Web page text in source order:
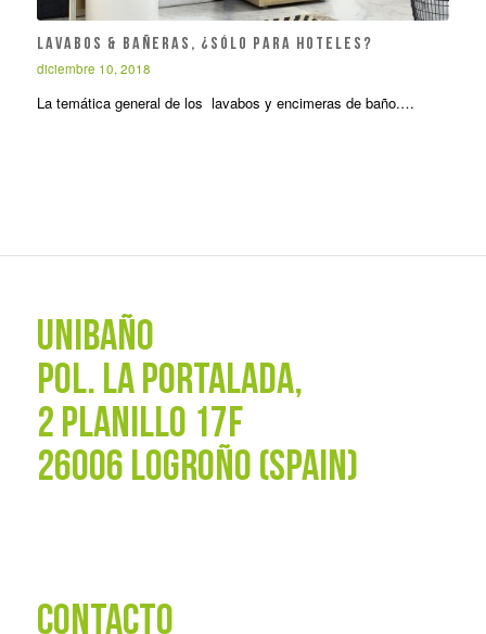
Lavabos & Bañeras, ¿sólo para hoteles?
diciembre 10, 2018
La temática general de los lavabos y encimeras de baño.…
UNIBAÑO
POL. La Portalada,
2 PLANILLO 17F
26006 LOGROÑO (SPAIN)
CONTACTO